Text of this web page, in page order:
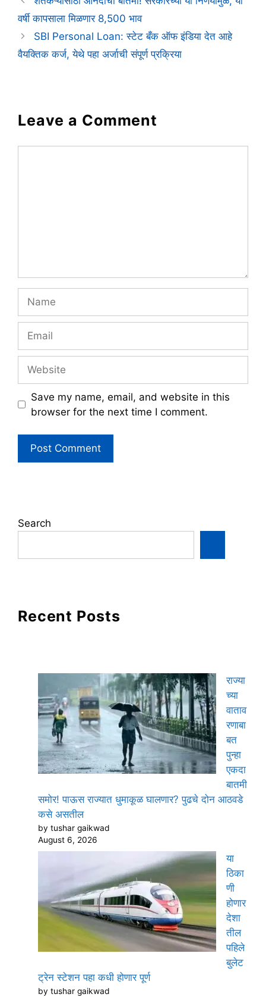
वर्षी कापसाला मिळणार 8,500 भाव
SBI Personal Loan: स्टेट बँक ऑफ इंडिया देत आहे
वैयक्तिक कर्ज, येथे पहा अर्जाची संपूर्ण प्रक्रिया
Leave a Comment
Save my name, email, and website in this
browser for the next time I comment.
Search
Recent Posts
राज्या
च्या
वाताव
रणाबा
बत
पुन्हा
एकदा
बातमी
समोर! पाऊस राज्यात धुमाकूळ घालणार? पुढचे दोन आठवडे
कसे असतील
by tushar gaikwad
August 6, 2026
या
ठिका
णी
होणार
देशा
तील
पहिले
बुलेट
ट्रेन स्टेशन पहा कधी होणार पूर्ण
by tushar gaikwad